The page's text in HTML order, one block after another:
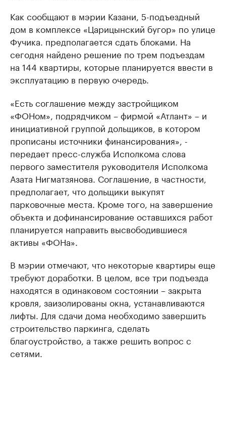
Как сообщают в мэрии Казани, 5-подъездный
дом в комплексе «Царицынский бугор» по улице
Фучика. предполагается сдать блоками. На
сегодня найдено решение по трем подъездам
на 144 квартиры, которые планируется ввести в
эксплуатацию в первую очередь.
«Есть соглашение между застройщиком
«ФОНом», подрядчиком – фирмой «Атлант» – и
инициативной группой дольщиков, в котором
прописаны источники финансирования», -
передает пресс-служба Исполкома слова
первого заместителя руководителя Исполкома
Азата Нигматзянова. Соглашение, в частности,
предполагает, что дольщики выкупят
парковочные места. Кроме того, на завершение
объекта и дофинансирование оставшихся работ
планируется направить высвободившиеся
активы «ФОНа».
В мэрии отмечают, что некоторые квартиры еще
требуют доработки. В целом, все три подъезда
находятся в одинаковом состоянии – закрыта
кровля, заизолированы окна, устанавливаются
лифты. Для сдачи дома необходимо завершить
строительство паркинга, сделать
благоустройство, а также решить вопрос с
сетями.